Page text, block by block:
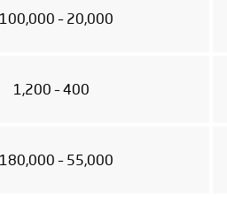
20,000 – 100,000+
400 – 1,200
55,000 – 180,000+